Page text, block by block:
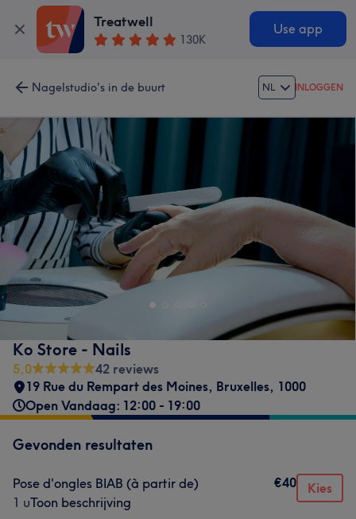
Treatwell
130K
Use app
Nagelstudio's in de buurt NL INLOGGEN
Ko Store - Nails
5,0
42 reviews
19 Rue du Rempart des Moines, Bruxelles, 1000
Open Vandaag: 12:00 - 19:00
Gevonden resultaten
Pose d'ongles BIAB (à partir de)
1 uToon beschrijving
€40 Kies